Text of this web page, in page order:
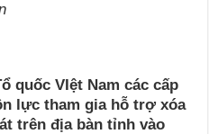
quốc VIệt Nam các cấp
lực tham gia hỗ trợ xóa
trên địa bàn tỉnh vào